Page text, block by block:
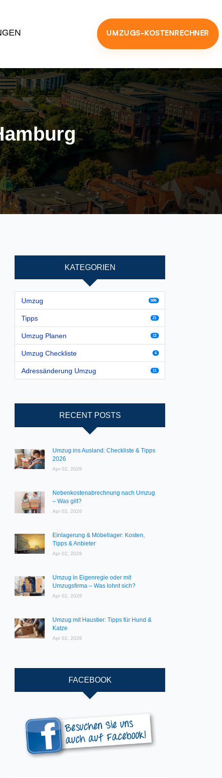
UMZUGS-KOSTENRECHNER
KATEGORIEN
Umzug 686
Tipps 21
Umzug Planen 12
Umzug Checkliste 4
Adressänderung Umzug 11
RECENT POSTS
Umzug ins Ausland: Checkliste & Tipps
2026
Apr 02, 2026
Nebenkostenabrechnung nach Umzug
– Was gilt?
Apr 02, 2026
Einlagerung & Möbellager: Kosten,
Tipps & Anbieter
Apr 02, 2026
Umzug in Eigenregie oder mit
Umzugsfirma – Was lohnt sich?
Apr 02, 2026
Umzug mit Haustier: Tipps für Hund &
Katze
Apr 02, 2026
FACEBOOK